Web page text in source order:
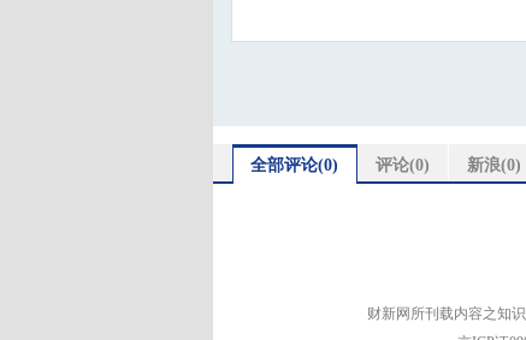
约翰•布朗勋爵，英国BP集
威廉•福特，泛大西洋投资
克里斯多夫•高尔文，哈里
论坛二：跨国管理和国际
全部评论(0) 评论(0) 新浪(0)
财新网所刊载内容之知